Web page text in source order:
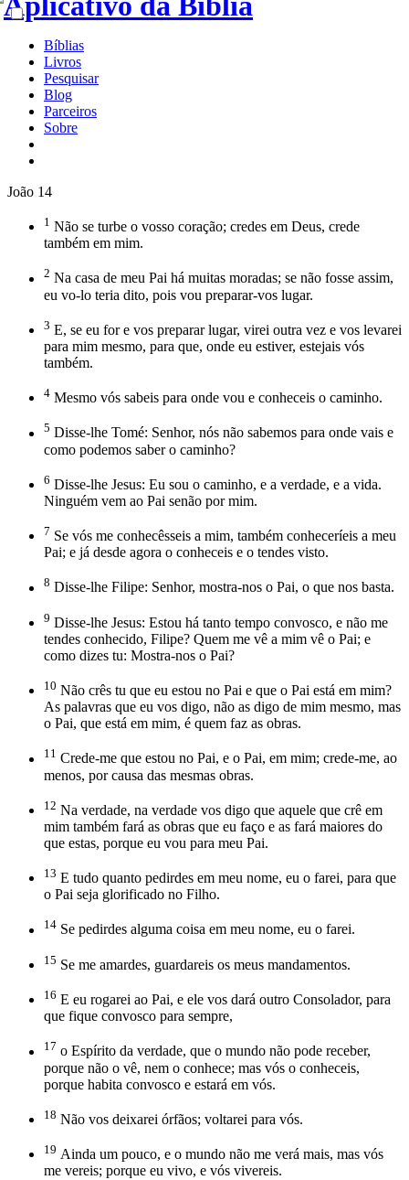
Bíblias
Livros
Pesquisar
Blog
Parceiros
Sobre
João 14
1 Não se turbe o vosso coração; credes em Deus, crede
também em mim.
2 Na casa de meu Pai há muitas moradas; se não fosse assim,
eu vo-lo teria dito, pois vou preparar-vos lugar.
3 E, se eu for e vos preparar lugar, virei outra vez e vos levarei
para mim mesmo, para que, onde eu estiver, estejais vós
também.
4 Mesmo vós sabeis para onde vou e conheceis o caminho.
5 Disse-lhe Tomé: Senhor, nós não sabemos para onde vais e
como podemos saber o caminho?
6 Disse-lhe Jesus: Eu sou o caminho, e a verdade, e a vida.
Ninguém vem ao Pai senão por mim.
7 Se vós me conhecêsseis a mim, também conheceríeis a meu
Pai; e já desde agora o conheceis e o tendes visto.
8 Disse-lhe Filipe: Senhor, mostra-nos o Pai, o que nos basta.
9 Disse-lhe Jesus: Estou há tanto tempo convosco, e não me
tendes conhecido, Filipe? Quem me vê a mim vê o Pai; e
como dizes tu: Mostra-nos o Pai?
10 Não crês tu que eu estou no Pai e que o Pai está em mim?
As palavras que eu vos digo, não as digo de mim mesmo, mas
o Pai, que está em mim, é quem faz as obras.
11 Crede-me que estou no Pai, e o Pai, em mim; crede-me, ao
menos, por causa das mesmas obras.
12 Na verdade, na verdade vos digo que aquele que crê em
mim também fará as obras que eu faço e as fará maiores do
que estas, porque eu vou para meu Pai.
13 E tudo quanto pedirdes em meu nome, eu o farei, para que
o Pai seja glorificado no Filho.
14 Se pedirdes alguma coisa em meu nome, eu o farei.
15 Se me amardes, guardareis os meus mandamentos.
16 E eu rogarei ao Pai, e ele vos dará outro Consolador, para
que fique convosco para sempre,
17 o Espírito da verdade, que o mundo não pode receber,
porque não o vê, nem o conhece; mas vós o conheceis,
porque habita convosco e estará em vós.
18 Não vos deixarei órfãos; voltarei para vós.
19 Ainda um pouco, e o mundo não me verá mais, mas vós
me vereis; porque eu vivo, e vós vivereis.